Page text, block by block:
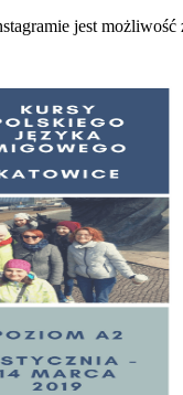
jest możliwość